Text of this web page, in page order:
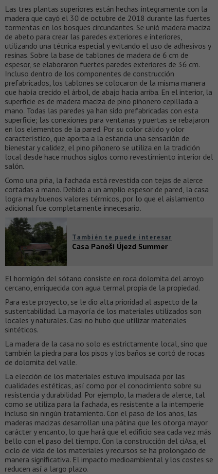
Las tres plantas superiores están hechas íntegramente con la
madera que cayó el 30 de octubre de 2018 durante las fuertes
tormentas en los bosques circundantes. Se unió madera maciza
de abeto para crear las paredes exteriores e interiores,
utilizando una técnica especial y evitando el uso de adhesivos y
resinas. Sobre la base de tablones de madera de 6 cm de
espesor, se elaboraron fuertes paredes exteriores de 36 cm.
Incluso dentro de los componentes de construcción
prefabricados, los tablones se colocaron de la misma manera
que había crecido el árbol, de abajo hacia arriba. En el interior, la
superficie es de madera maciza de pino piñonero cepillada a
mano. Todas las paredes ya han sido prefabricadas con esta
superficie; las conexiones para ventanas y puertas se rebajaron
en los elementos de la pared. Por su color cálido y olor
característico, que aporta a la estancia una sensación de
bienestar y calidez, el pino piñonero se utiliza en la tradición
local desde hace muchos siglos como revestimiento interior del
salón.
Como una piña, la fachada está revestida con tejas de alerce
cortadas a mano. Debido a un amplio espesor de pared, la casa
logra muy buenos valores térmicos, por lo que el aislamiento
adicional fue completamente innecesario.
También te puede interesar
Casa Panoší Újezd Summer
El hormigón del sótano consiste en roca dolomita del arroyo
cercano, enriquecida con agua termal propia de la propiedad.
Para este proyecto, se le dio alta prioridad al aspecto de la
sustentabilidad. La mayoría de los materiales utilizados son
locales y naturales. Casi no hubo que utilizar materiales
sintéticos.
La madera de la casa no solo es estrictamente local, sino que
también la piedra para los pisos y los baños se cortó de rocas
de dolomita del valle.
La elección de los materiales estuvo impulsada por las
cualidades estéticas, así como por el conocimiento sobre su
resistencia y durabilidad. Por ejemplo, la madera de alerce, tal
como se utiliza para la fachada, es resistente a la intemperie
incluso sin ningún tratamiento. Con el paso de los años, las
maderas macizas desarrollan una pátina que les otorga mayor
carácter y encanto, lo que hará que el edificio sea cada vez más
bello con el paso del tiempo. Con la construcción del ciAsa, el
ciclo de vida de los materiales y recursos se ha prolongado de
manera significativa. El impacto medioambiental y los costes se
reducen así a largo plazo.